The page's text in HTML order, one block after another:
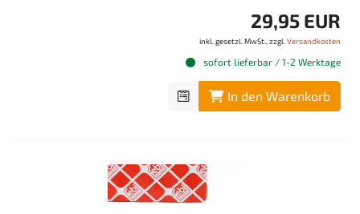
29,95 EUR
inkl. gesetzl. MwSt., zzgl. Versandkosten
sofort lieferbar / 1-2 Werktage
In den Warenkorb